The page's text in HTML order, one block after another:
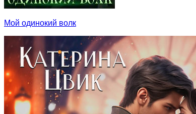
Мой одинокий волк